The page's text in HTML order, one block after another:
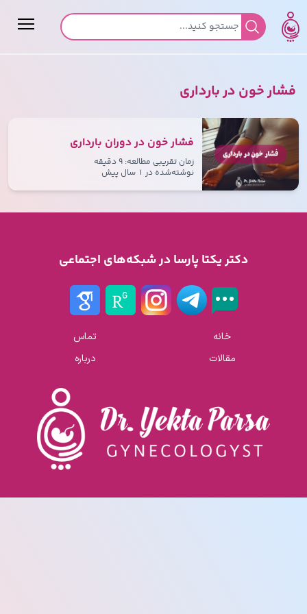
جستجو برای:
فشار خون در بارداری
فشار خون در دوران بارداری
زمان تقریبی مطالعه: ۹ دقیقه
نوشته‌شده در ۱ سال پیش
دکتر یکتا پارسا در شبکه‌های اجتماعی
خانه
مقالات
تماس
درباره